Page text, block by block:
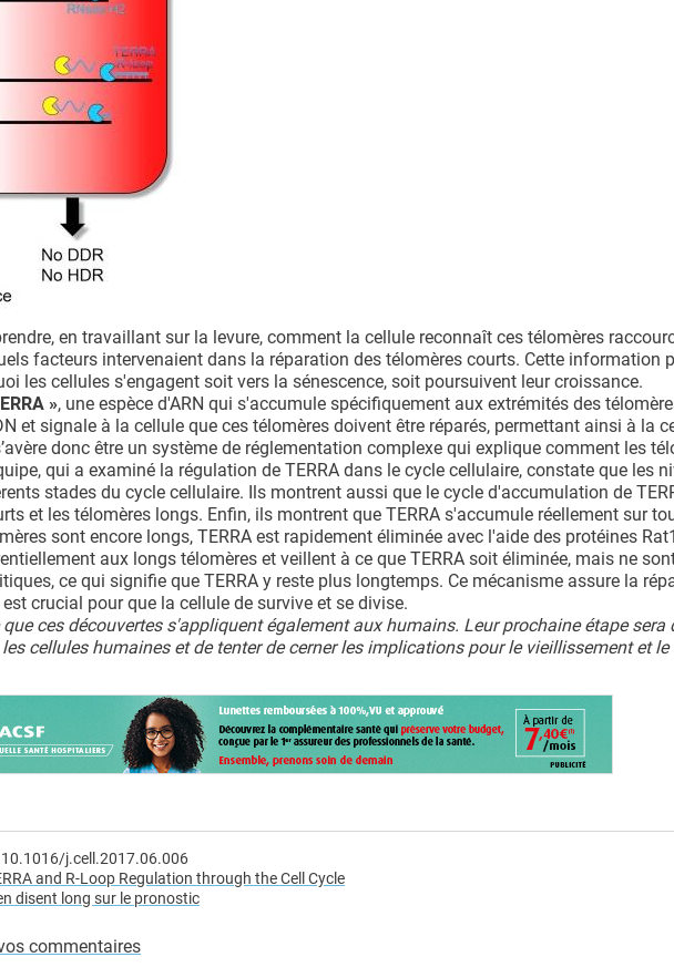
en travaillant sur la levure, comment la cellule reconnaît ces télomères
facteurs intervenaient dans la réparation des télomères courts. Cette information
les cellules s'engagent soit vers la sénescence, soit poursuivent leur croissance.
», une espèce d'ARN qui s'accumule spécifiquement aux extrémités des
et signale à la cellule que ces télomères doivent être réparés, permettant ainsi à la
donc être un système de réglementation complexe qui explique comment les
qui a examiné la régulation de TERRA dans le cycle cellulaire, constate que les
stades du cycle cellulaire. Ils montrent aussi que le cycle d'accumulation de
et les télomères longs. Enfin, ils montrent que TERRA s'accumule réellement sur
sont encore longs, TERRA est rapidement éliminée avec l'aide des protéines
aux longs télomères et veillent à ce que TERRA soit éliminée, mais ne
ce qui signifie que TERRA y reste plus longtemps. Ce mécanisme assure la
crucial pour que la cellule de survive et se divise.
ces découvertes s'appliquent également aux humains. Leur prochaine étape sera
cellules humaines et de tenter de cerner les implications pour le vieillissement et le
10.1016/j.cell.2017.06.006
and R-Loop Regulation through the Cell Cycle
disent long sur le pronostic
commentaires